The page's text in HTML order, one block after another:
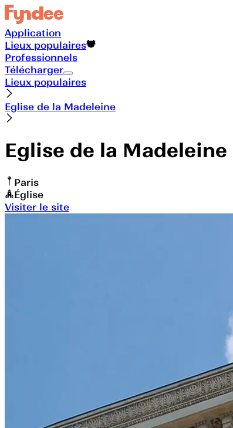
Application
Lieux populaires
Professionnels
Télécharger
Lieux populaires
Eglise de la Madeleine
Eglise de la Madeleine
Paris
Église
Visiter le site